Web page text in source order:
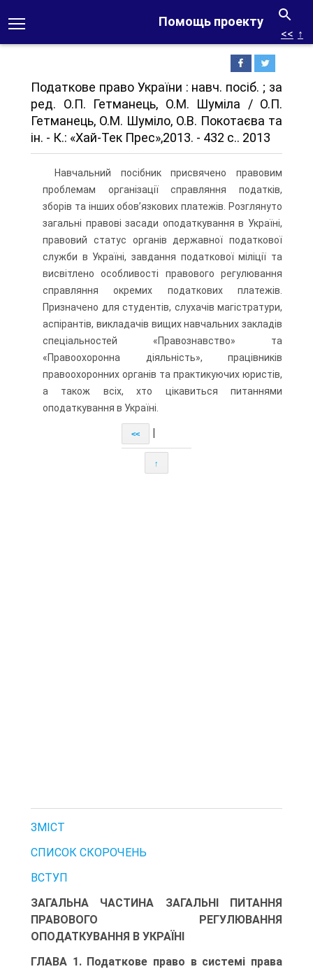
Помощь проекту
<< ↑
Податкове право України : навч. посіб. ; за
ред. О.П. Гетманець, О.М. Шуміла / О.П.
Гетманець, О.М. Шуміло, О.В. Покотаєва та
ін. - К.: «Хай-Тек Прес»,2013. - 432 с.. 2013
Навчальний посібник присвячено правовим
проблемам організації справляння податків,
зборів та інших обов’язкових платежів. Розглянуто
загальні правові засади оподаткування в Україні,
правовий статус органів державної податкової
служби в Україні, завдання податкової міліції та
висвітлено особливості правового регулювання
справляння окремих податкових платежів.
Призначено для студентів, слухачів магістратури,
аспірантів, викладачів вищих навчальних закладів
спеціальностей «Правознавство» та
«Правоохоронна діяльність», працівників
правоохоронних органів та практикуючих юристів,
а також всіх, хто цікавиться питаннями
оподаткування в Україні.
<<
↑
ЗМІСТ
СПИСОК СКОРОЧЕНЬ
ВСТУП
ЗАГАЛЬНА ЧАСТИНА ЗАГАЛЬНІ ПИТАННЯ
ПРАВОВОГО РЕГУЛЮВАННЯ
ОПОДАТКУВАННЯ В УКРАЇНІ
ГЛАВА 1. Податкове право в системі права